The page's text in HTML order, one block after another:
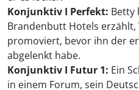
Konjunktiv I Perfekt: Betty
Brandenbutt Hotels
promoviert, bevor ihn der
abgelenkt habe.
Konjunktiv I Futur 1: Ein
in einem Forum, sein